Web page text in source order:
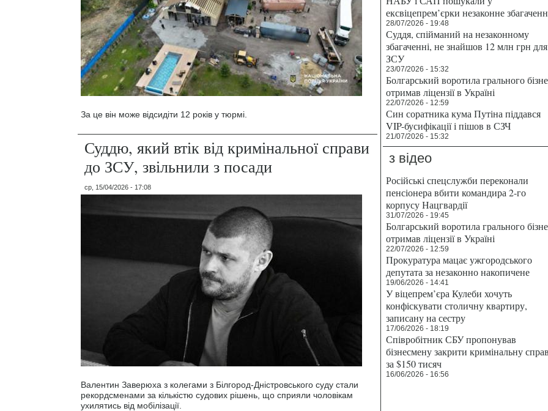
За це він може відсидіти 12 років у тюрмі.
Суддю, який втік від кримінальної справи
до ЗСУ, звільнили з посади
ср, 15/04/2026 - 17:08
Валентин Заверюха з колегами з Білгород-Дністровського суду стали
рекордсменами за кількістю судових рішень, що сприяли чоловікам
ухилятись від мобілізації.
ексвіцепрем’єрки незаконне
28/07/2026 - 19:48
Суддя, спійманий на незаконному
збагаченні, не знайшов 12 млн грн для
ЗСУ
23/07/2026 - 15:32
Болгарський воротила грального
отримав ліцензії в Україні
22/07/2026 - 12:59
Син соратника кума Путіна піддався
VIP-бусифікації і пішов в СЗЧ
21/07/2026 - 15:32
з відео
Російські спецслужби переконали
пенсіонера вбити командира 2-го
корпусу Нацгвардії
31/07/2026 - 19:45
Болгарський воротила грального
отримав ліцензії в Україні
22/07/2026 - 12:59
Прокуратура мацає ужгородського
депутата за незаконно накопичене
19/06/2026 - 14:41
У віцепрем’єра Кулеби хочуть
конфіскувати столичну квартиру,
записану на сестру
17/06/2026 - 18:19
Співробітник СБУ пропонував
бізнесмену закрити кримінальну
за $150 тисяч
16/06/2026 - 16:56